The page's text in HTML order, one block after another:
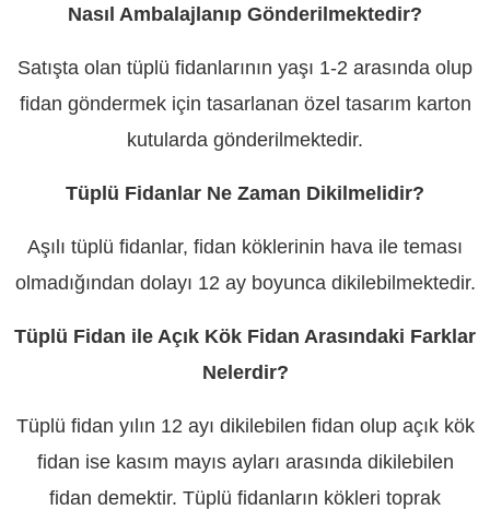
Nasıl Ambalajlanıp Gönderilmektedir?
Satışta olan tüplü fidanlarının yaşı 1-2 arasında olup
fidan göndermek için tasarlanan özel tasarım karton
kutularda gönderilmektedir.
Tüplü Fidanlar Ne Zaman Dikilmelidir?
Aşılı tüplü fidanlar, fidan köklerinin hava ile teması
olmadığından dolayı 12 ay boyunca dikilebilmektedir.
Tüplü Fidan ile Açık Kök Fidan Arasındaki Farklar
Nelerdir?
Tüplü fidan yılın 12 ayı dikilebilen fidan olup açık kök
fidan ise kasım mayıs ayları arasında dikilebilen
fidan demektir. Tüplü fidanların kökleri toprak